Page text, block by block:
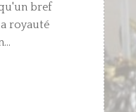
bref
royauté